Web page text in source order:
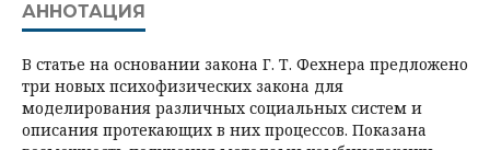
АННОТАЦИЯ
В статье на основании закона Г. Т. Фехнера предложено
три новых психофизических закона для
моделирования различных социальных систем и
описания протекающих в них процессов. Показана